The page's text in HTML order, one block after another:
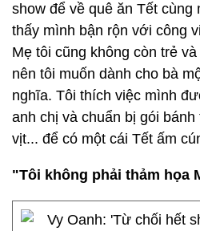
show để về quê ăn Tết cùng
thấy mình bận rộn với công
Mẹ tôi cũng không còn trẻ
nên tôi muốn dành cho bà
nghĩa. Tôi thích việc mình
anh chị và chuẩn bị gói
vịt... để có một cái Tết ấm
"Tôi không phải thảm họa